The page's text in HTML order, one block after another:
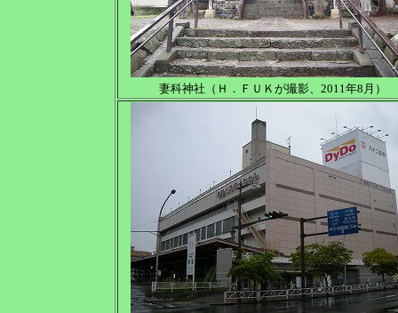
妻科神社（Ｈ．ＦＵＫが撮影、2011年8月）